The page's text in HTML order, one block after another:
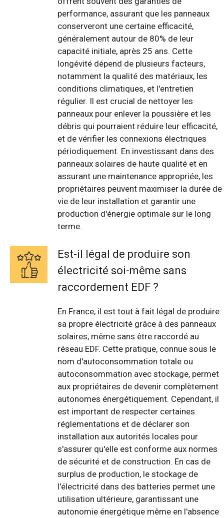
performance, assurant que les panneaux
conserveront une certaine efficacité,
généralement autour de 80% de leur
capacité initiale, après 25 ans. Cette
longévité dépend de plusieurs facteurs,
notamment la qualité des matériaux, les
conditions climatiques, et l'entretien
régulier. Il est crucial de nettoyer les
panneaux pour enlever la poussière et les
débris qui pourraient réduire leur efficacité,
et de vérifier les connexions électriques
périodiquement. En investissant dans des
panneaux solaires de haute qualité et en
assurant une maintenance appropriée, les
propriétaires peuvent maximiser la durée de
vie de leur installation et garantir une
production d'énergie optimale sur le long
terme.
Est-il légal de produire son
électricité soi-même sans
raccordement EDF ?
En France, il est tout à fait légal de produire
sa propre électricité grâce à des panneaux
solaires, même sans être raccordé au
réseau EDF. Cette pratique, connue sous le
nom d'autoconsommation totale ou
autoconsommation avec stockage, permet
aux propriétaires de devenir complètement
autonomes énergétiquement. Cependant, il
est important de respecter certaines
réglementations et de déclarer son
installation aux autorités locales pour
s'assurer qu'elle est conforme aux normes
de sécurité et de construction. En cas de
surplus de production, le stockage de
l'électricité dans des batteries permet une
utilisation ultérieure, garantissant une
autonomie énergétique même en l'absence